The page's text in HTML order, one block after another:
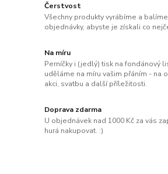
Čerstvost
Všechny produkty vyrábíme a
objednávky, abyste je získali co
Na míru
Perníčky i (jedlý) tisk na fondánový
uděláme na míru vašim přáním - na
akci, svatbu a další příležitosti.
Doprava zdarma
U objednávek nad 1000 Kč za vás
hurá nakupovat. :)